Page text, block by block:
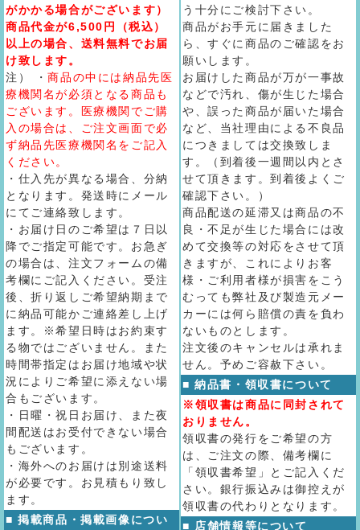
がかかる場合がございます）
商品代金が6,500円（税込）
以上の場合、送料無料でお届
け致します。
注） ・商品の中には納品先医
療機関名が必須となる商品も
ございます。医療機関でご購
入の場合は、ご注文画面で必
ず納品先医療機関名をご記入
ください。
・仕入先が異なる場合、分納
となります。発送時にメール
にてご連絡致します。
・お届け日のご希望は７日以
降でご指定可能です。お急ぎ
の場合は、注文フォームの備
考欄にご記入ください。受注
後、折り返しご希望納期まで
に納品可能かご連絡差し上げ
ます。※希望日時はお約束す
る物ではございません。また
時間帯指定はお届け地域や状
況によりご希望に添えない場
合もございます。
・日曜・祝日お届け、また夜
間配送はお受付できない場合
もございます。
・海外へのお届けは別途送料
が必要です。お見積もり致し
ます。
■ 掲載商品・掲載画像につい
う十分にご検討下さい。
商品がお手元に届きました
ら、すぐに商品のご確認をお
願いします。
お届けした商品が万が一事故
などで汚れ、傷が生じた場合
や、誤った商品が届いた場合
など、当社理由による不良品
につきましては交換致しま
す。（到着後一週間以内とさ
せて頂きます。到着後よくご
確認下さい。）
商品配送の延滞又は商品の不
良・不足が生じた場合には改
めて交換等の対応をさせて頂
きますが、これによりお客
様・ご利用者様が損害をこう
むっても弊社及び製造元メー
カーには何ら賠償の責を負わ
ないものとします。
注文後のキャンセルは承れま
せん。予めご容赦下さい。
■ 納品書・領収書について
※領収書は商品に同封されて
おりません。
領収書の発行をご希望の方
は、ご注文の際、備考欄に
「領収書希望」とご記入くだ
さい。銀行振込みは御控えが
領収書の代わりとなります。
■ 店舗情報等について